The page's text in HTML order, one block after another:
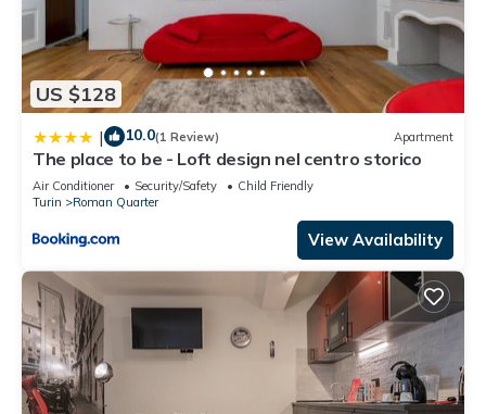
US $128
| 10.0(1 Review) Apartment
The place to be - Loft design nel centro storico
Air Conditioner Security/Safety
Child Friendly
Turin
Roman Quarter
View Availability